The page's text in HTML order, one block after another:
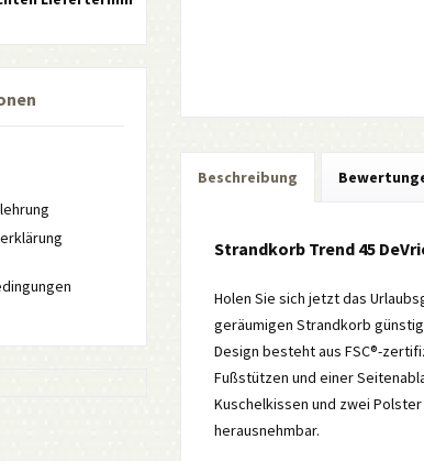
Beschreibung
Strandkorb Trend 45
Holen Sie sich jetzt das
geräumigen Strandkorb
Design besteht aus FSC®-
Fußstützen und einer
Kuschelkissen und zwei
herausnehmbar.